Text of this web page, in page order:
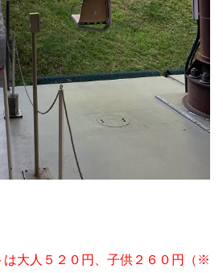
は大人５２０円、子供２６０円（※